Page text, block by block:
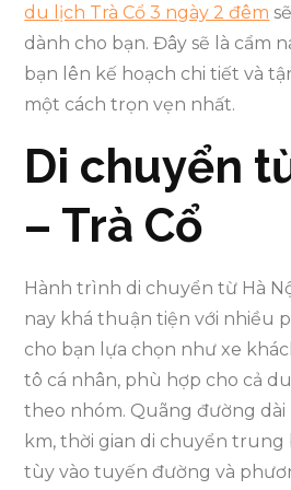
du lịch Trà Cổ 3 ngày 2 đêm
dành cho bạn. Đây sẽ là cẩm
bạn lên kế hoạch chi tiết và
một cách trọn vẹn nhất.
Di chuyển
– Trà Cổ
Hành trình di chuyển từ Hà
nay khá thuận tiện với nhiều
cho bạn lựa chọn như xe
tô cá nhân, phù hợp cho cả
theo nhóm. Quãng đường
km, thời gian di chuyển trung
tùy vào tuyến đường và